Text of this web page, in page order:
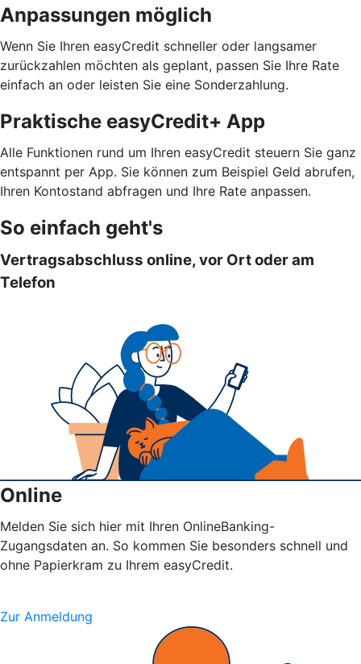
Anpassungen möglich
Wenn Sie Ihren easyCredit schneller oder langsamer
zurückzahlen möchten als geplant, passen Sie Ihre Rate
einfach an oder leisten Sie eine Sonderzahlung.
Praktische easyCredit+ App
Alle Funktionen rund um Ihren easyCredit steuern Sie ganz
entspannt per App. Sie können zum Beispiel Geld abrufen,
Ihren Kontostand abfragen und Ihre Rate anpassen.
So einfach geht's
Vertragsabschluss online, vor Ort oder am
Telefon
Online
Melden Sie sich hier mit Ihren OnlineBanking-
Zugangsdaten an. So kommen Sie besonders schnell und
ohne Papierkram zu Ihrem easyCredit.
Zur Anmeldung